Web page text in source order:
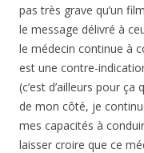
pas très grave qu’un
le message délivré à
le médecin continue à
est une contre-
(c’est d’ailleurs pour
de mon côté, je
mes capacités à
laisser croire que ce